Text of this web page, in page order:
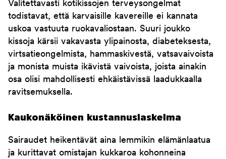
Valitettavasti kotikissojen terveysongelmat
todistavat, että karvaisille kavereille ei kannata
uskoa vastuuta ruokavaliostaan. Suuri joukko
kissoja kärsii vakavasta ylipainosta, diabeteksesta,
virtsatieongelmista, hammaskivestä, vatsavaivoista
ja monista muista ikävistä vaivoista, joista ainakin
osa olisi mahdollisesti ehkäistävissä laadukkaalla
ravitsemuksella.
Kaukonäköinen kustannuslaskelma
Sairaudet heikentävät aina lemmikin elämänlaatua
ja kurittavat omistajan kukkaroa kohonneina